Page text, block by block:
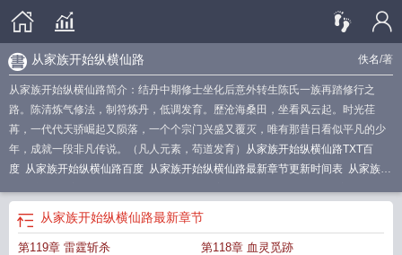
佚名/著
从家族开始纵横仙路
从家族开始纵横仙路简介：结丹中期修士坐化后意外转生陈氏一族再踏修行之
路。陈清炼气修法，制符炼丹，低调发育。歷沧海桑田，坐看风云起。时光荏
苒，一代代天骄崛起又陨落，一个个宗门兴盛又覆灭，唯有那昔日看似平凡的少
年，成就一段非凡传说。（凡人元素，苟道发育） 从家族开始纵横仙路TXT百
度 从家族开始纵横仙路百度 从家族开始纵横仙路最新章节更新时间表 从家族废
横仙路最新章节
从家族开始纵横仙路全文阅读
纵横仙路最新章节无弹窗阅读
居岸从家族开始纵横仙路TXT 家族从沙漠开始
从家族开始纵横仙路最新章节
第119章 雷霆斩杀 第118章 血灵觅跡